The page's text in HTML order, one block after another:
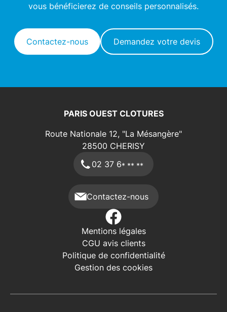
vous bénéficierez de conseils personnalisés.
Contactez-nous Demandez votre devis
PARIS OUEST CLOTURES
Route Nationale 12, "La Mésangère"
28500 CHERISY
02 37 6* ** **
Contactez-nous
Mentions légales
CGU avis clients
Politique de confidentialité
Gestion des cookies